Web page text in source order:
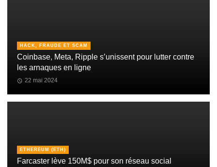
HACK, FRAUDE ET SCAM
Coinbase, Meta, Ripple s’unissent pour lutter contre
les arnaques en ligne
22 mai 2024
ETHEREUM (ETH)
Farcaster lève 150M$ pour son réseau social